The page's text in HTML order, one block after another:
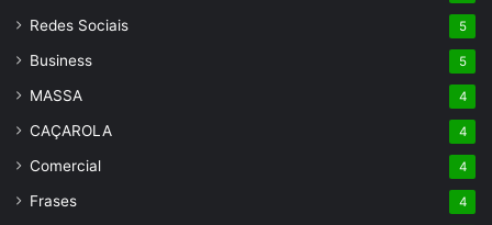
Redes Sociais 5
Business 5
MASSA 4
CAÇAROLA 4
Comercial 4
Frases 4